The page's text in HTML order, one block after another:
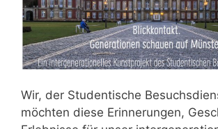
Wir, der Studentische
möchten diese Erinnerungen,